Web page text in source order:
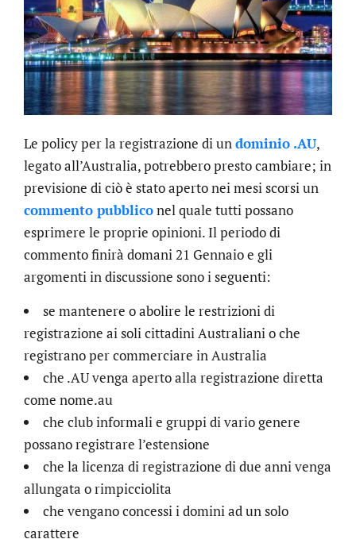
Le policy per la registrazione di undominio .AU,
legato all’Australia, potrebbero presto cambiare; in
previsione di ciò è stato aperto nei mesi scorsi un
commento pubbliconel quale tutti possano
esprimere le proprie opinioni. Il periodo di
commento finirà domani 21 Gennaio e gli
argomenti in discussione sono i seguenti:
se mantenere o abolire le restrizioni di
registrazione ai soli cittadini Australiani o che
registrano per commerciare in Australia
che .AU venga aperto alla registrazione diretta
come nome.au
che club informali e gruppi di vario genere
possano registrare l’estensione
che la licenza di registrazione di due anni venga
allungata o rimpicciolita
che vengano concessi i domini ad un solo
carattere